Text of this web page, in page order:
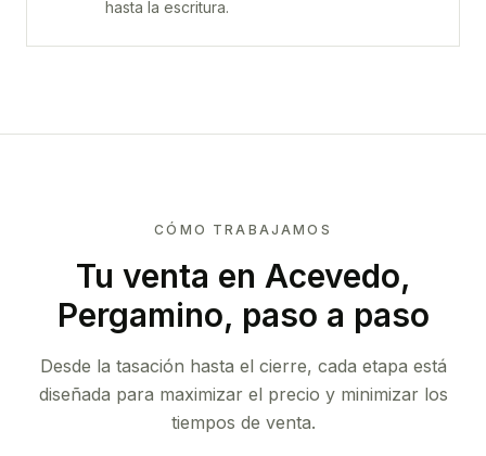
hasta la escritura.
CÓMO TRABAJAMOS
Tu venta en Acevedo,
Pergamino, paso a paso
Desde la tasación hasta el cierre, cada etapa está
diseñada para maximizar el precio y minimizar los
tiempos de venta.